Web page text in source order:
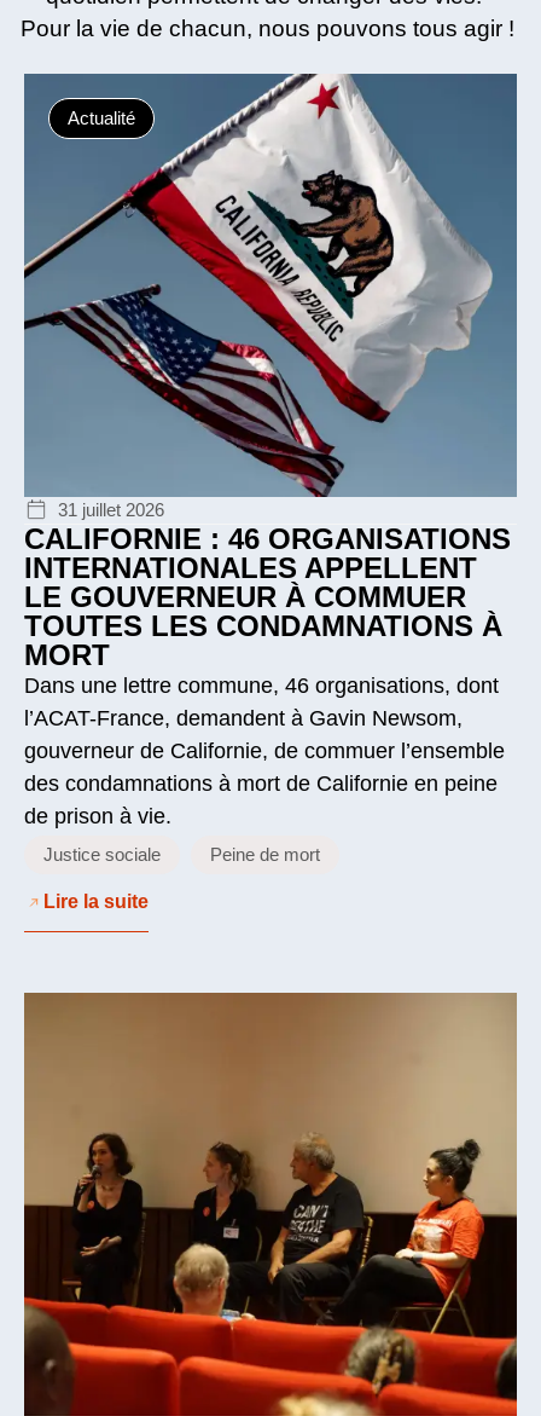
Pour la vie de chacun, nous pouvons tous agir !
Actualité
31 juillet 2026
CALIFORNIE : 46 ORGANISATIONS
INTERNATIONALES APPELLENT
LE GOUVERNEUR À COMMUER
TOUTES LES CONDAMNATIONS À
MORT
Dans une lettre commune, 46 organisations, dont
l’ACAT-France, demandent à Gavin Newsom,
gouverneur de Californie, de commuer l’ensemble
des condamnations à mort de Californie en peine
de prison à vie.
Justice sociale Peine de mort
Lire la suite